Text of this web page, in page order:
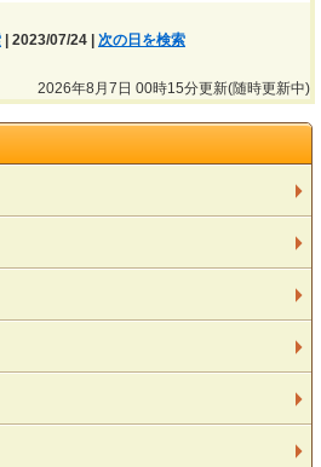
| 2023/07/24 | 次の日を検索
2026年8月7日 00時15分更新(随時更新中)